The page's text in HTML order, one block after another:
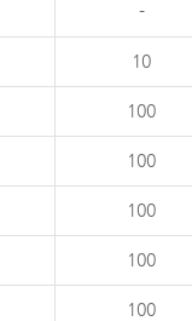
-
10
100
100
100
100
100